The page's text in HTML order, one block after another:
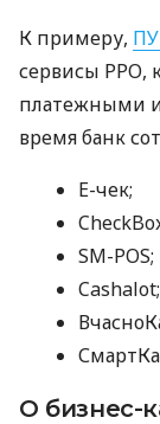
К примеру,
сервисы РРО,
платежными
время банк
E-чек;
SM-POS;
Cashalot;
О бизнес-